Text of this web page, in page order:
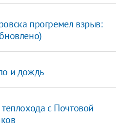
прогремел взрыв:
и дождь
с Почтовой